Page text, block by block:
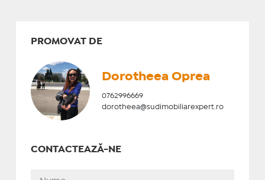
PROMOVAT DE
Dorotheea Oprea
0762996669
dorotheea@sudimobiliarexpert.ro
CONTACTEAZĂ-NE